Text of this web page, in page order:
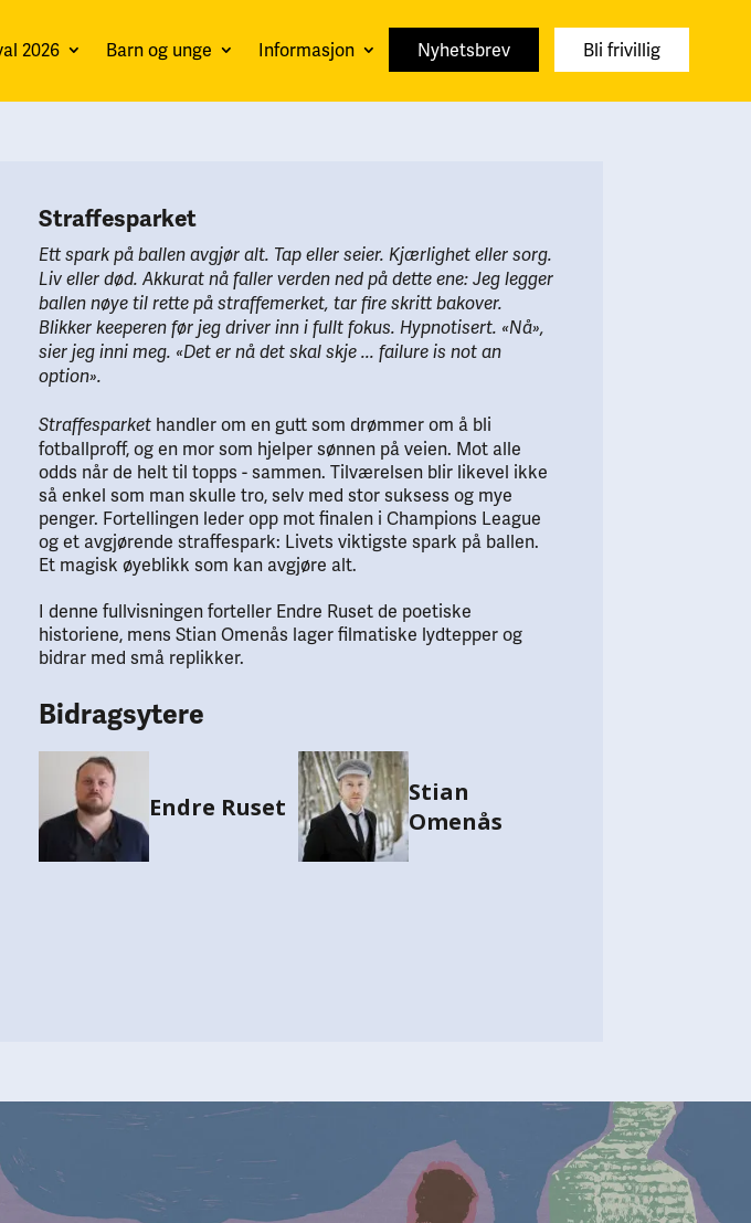
2026 Barn og unge Informasjon Nyhetsbrev Bli frivillig
Straffesparket
Ett spark på ballen avgjør alt. Tap eller seier. Kjærlighet eller sorg.
Liv eller død. Akkurat nå faller verden ned på dette ene: Jeg legger
ballen nøye til rette på straffemerket, tar fire skritt bakover.
Blikker keeperen før jeg driver inn i fullt fokus. Hypnotisert. «Nå»,
sier jeg inni meg. «Det er nå det skal skje ... failure is not an
option».
Straffesparket handler om en gutt som drømmer om å bli
fotballproff, og en mor som hjelper sønnen på veien. Mot alle
odds når de helt til topps - sammen. Tilværelsen blir likevel ikke
så enkel som man skulle tro, selv med stor suksess og mye
penger. Fortellingen leder opp mot finalen i Champions League
og et avgjørende straffespark: Livets viktigste spark på ballen.
Et magisk øyeblikk som kan avgjøre alt.
I denne fullvisningen forteller Endre Ruset de poetiske
historiene, mens Stian Omenås lager filmatiske lydtepper og
bidrar med små replikker.
Bidragsytere
Endre Ruset
Stian
Omenås